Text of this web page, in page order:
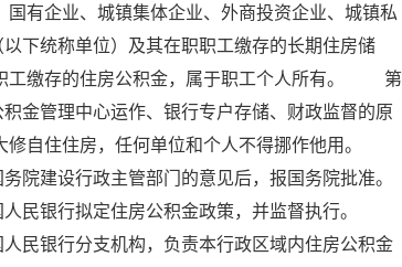
企业、城镇集体企业、外商投资企业、城镇私
下统称单位）及其在职职工缴存的长期住房储
缴存的住房公积金，属于职工个人所有。 第
金管理中心运作、银行专户存储、财政监督的原
自住住房，任何单位和个人不得挪作他用。
建设行政主管部门的意见后，报国务院批准。
民银行拟定住房公积金政策，并监督执行。
民银行分支机构，负责本行政区域内住房公积金